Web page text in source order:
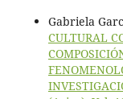
Gabriela
CULTURAL